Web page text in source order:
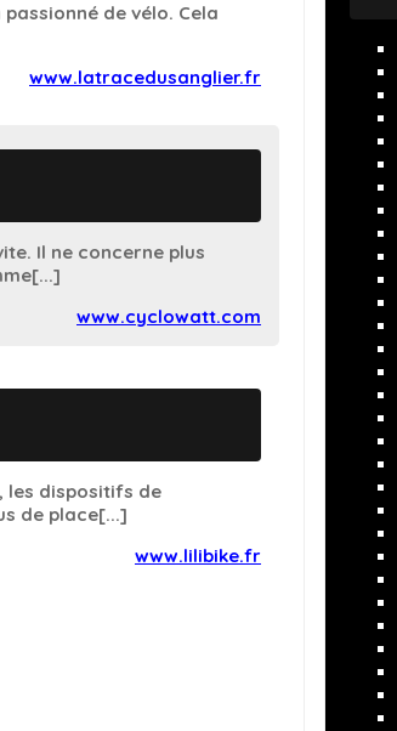
de vélo. Cela
www.latracedusanglier.fr
Il ne concerne plus
www.cyclowatt.com
les dispositifs de
de place[...]
www.lilibike.fr